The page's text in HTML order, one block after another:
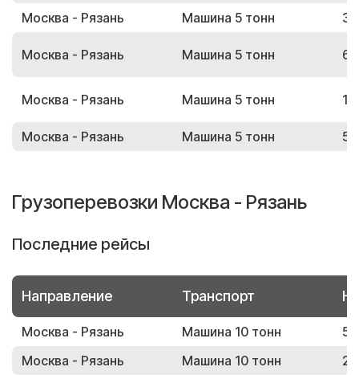
Москва - Рязань
Машина 5 тонн
Москва - Рязань Машина 5 тонн
Москва - Рязань Машина 5 тонн
Москва - Рязань Машина 5 тонн
Грузоперевозки Москва - Рязань
Последние рейсы
Направление Транспорт
Москва - Рязань Машина 10 тонн
Москва - Рязань
Машина 10 тонн